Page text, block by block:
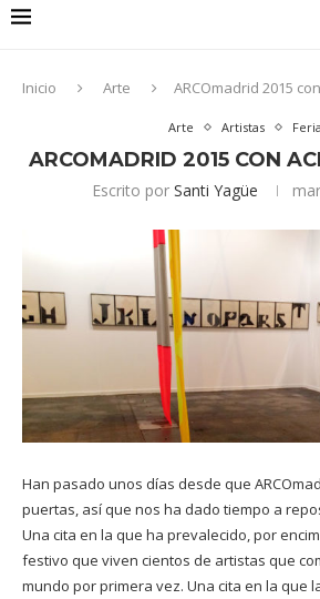
Inicio Arte ARCOmadrid 2015
Arte Artistas
ARCOMADRID 2015 CON
Escrito por Santi Yagüe
Han pasado unos días desde que
puertas, así que nos ha dado tiempo a
Una cita en la que ha prevalecido, por
festivo que viven cientos de artistas que
mundo por primera vez. Una cita en la que